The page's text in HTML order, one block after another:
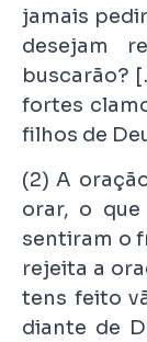
jamais
desejam
buscarão?
fortes
filhos de
(2) A
orar, o
sentiram o
rejeita a
tens feito
diante de